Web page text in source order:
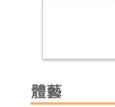
體藝